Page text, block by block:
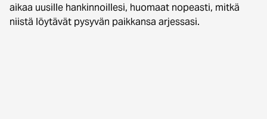
aikaa uusille hankinnoillesi, huomaat nopeasti, mitkä
niistä löytävät pysyvän paikkansa arjessasi.